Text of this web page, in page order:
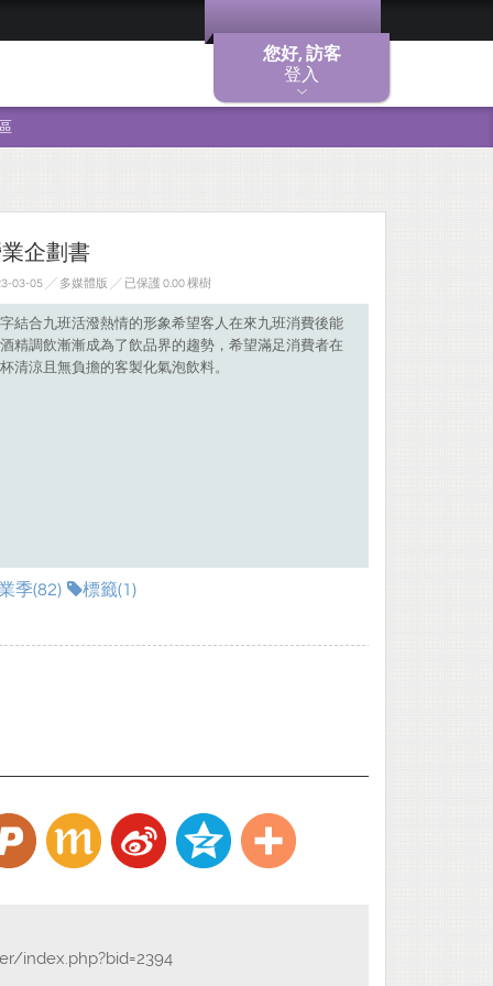
您好, 訪客
登入
企劃書
03-05 ╱ 多媒體版 ╱ 已保護 0.00 棵樹
結合九班活潑熱情的形象希望客人在來九班消費後能
精調飲漸漸成為了飲品界的趨勢，希望滿足消費者在
清涼且無負擔的客製化氣泡飲料。
季(82) 標籤(1)
index.php?bid=2394